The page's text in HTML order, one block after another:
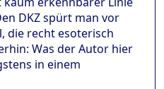
DKZ spürt man vor
die recht esoterisch
Was der Autor hier
in einem